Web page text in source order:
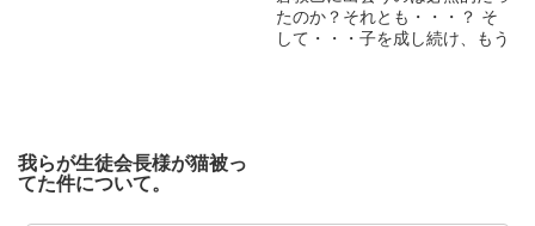
たのか？それとも・・・？ そ
して・・・子を成し続け、もう
我らが生徒会長様が猫被っ
てた件について。